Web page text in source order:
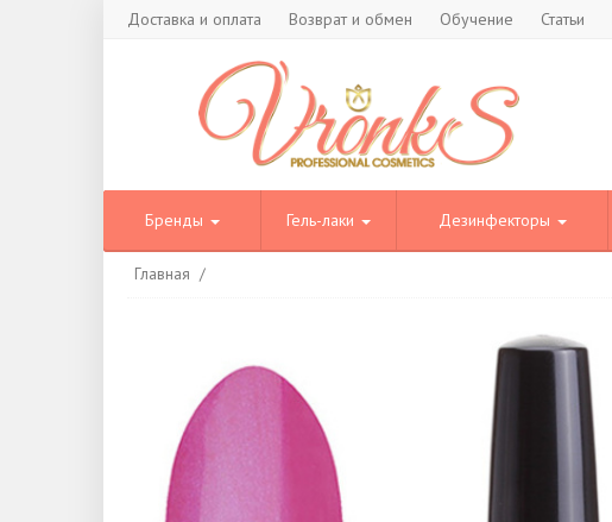
Доставка и оплата Возврат и обмен Обучение Статьи
Бренды Гель-лаки Дезинфекторы
Главная /